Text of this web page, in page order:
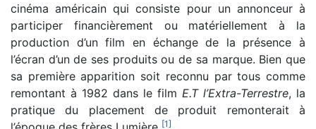
cinéma américain qui consiste pour un annonceur à
participer financièrement ou matériellement à la
production d’un film en échange de la présence à
l’écran d’un de ses produits ou de sa marque. Bien que
sa première apparition soit reconnu par tous comme
remontant à 1982 dans le film E.T l’Extra-Terrestre, la
pratique du placement de produit remonterait à
[1]